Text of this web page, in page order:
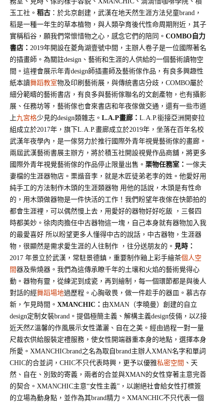
玉工社。 稻古 ：於北京創建，武漢在地天然生涯方法兒童brand，
稻是一種一年生的草本植物，與人類孕育後代性命周期附近，其子
實稱稻谷，願我們常懷惜物之心，感念它們的陪同。 COMBO自力
書店： 2019年開設在菱角湖壹號中間，主辦人卷子是一位國際著名
的插畫師。為關註design、藝術和生涯的人供給的一個藝術讀物空
間。這裡會展示年青design師插畫師及藝術傢作品，有良多興趣性
紙本讀舞蹈教室物及印刷藝術展，與傳統書店分歧，COMBO屬於
細分範疇的藝術書店，有良多與藝術傢聯名的文創產物，也有攝影
展、任務坊等，藝術傢也會來書店和年夜傢做交通，還有一些市道
上九宮格少見的design類雜志。 L.A.P畫廊： L.A.P.銜接亞洲開麥拉
組成立於2017年，旗下L.A.P.畫廊成立於2019年，坐落在百年名校
武漢年夜學內，是一傢努力於推行國際外青年視覺藝術傢的畫廊。
兩屆武漢藝術書展主辦方，將於積玉社開設視覺作品商舖，將更多
國際外青年視覺藝術傢的作品停止限量出售。 栗物任務室： 一傢夫
妻檔的生涯器物店。栗諧音李，就是木匠徒弟老李的姓。他愛好用
純手工的方法制作木頭的生涯類器物 用他的話說，木頭是有性命
的，用木頭做器物是一件快活的工作！我們盼望年夜傢在快節拍的
都會生涯裡，可以偶然慢上去，用愛好的器物好好吃飯
，三餐四
時都美妙。徐肉肉擔任中古器物這一塊，自己本身就有器物加入我
的最愛喜好 所以盼望更多人懂得中古的說話，中古器物，生涯器
物，很顯然是需求愛生涯的人往制作 ，往分送朋友的。 見時：
2017 年景立於武漢，常駐景德鎮，重要制作釉上彩手繪茶個人空
間器及柴燒器。我們為這傳承瞭千年的土壤和火焰的藝術覺得心
動。器物有靈，從練泥到成瓷，再到繪制，每一個環節都是與後人
對話的經舞蹈場地過歷程。心胸敬畏，做一件趁手的器皿。慕古存
新，乍見時間。 XMANCHIC： 由XMAN（李曉曼）創建的自立
design定制女裝brand。提倡極簡主義、解構主義design伎倆，以Z接
近天然Z溫馨的作風展示女性瀟灑、自在之美。經由過程一對一量
尺裁衣供給服裝定禮服務，使女性開端器重本身的地點，選擇本身
所愛。 XMANCHICbrand之名為取自brand主辦人XMAN名字和單詞
CHIC的合並詞，CHIC不只代表時興，更予以優雅私密空間 、天
然、自在、別致的寄義，兩者的合並與XMAN的女性穿著主意完善
的契合。XMANCHIC主意“女性主義”，以謝絕社會給女性打標簽
的立場為動身點，並作為其brand精力。XMANCHIC不只代表一個